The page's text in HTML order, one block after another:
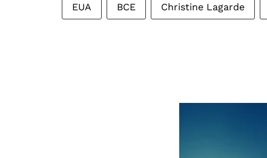
EUA BCE Christine Lagarde